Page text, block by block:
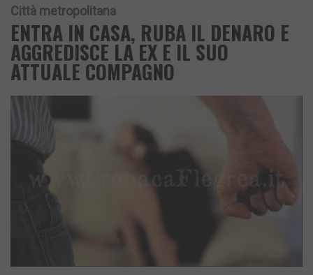
Città metropolitana
ENTRA IN CASA, RUBA IL DENARO E
AGGREDISCE LA EX E IL SUO
ATTUALE COMPAGNO